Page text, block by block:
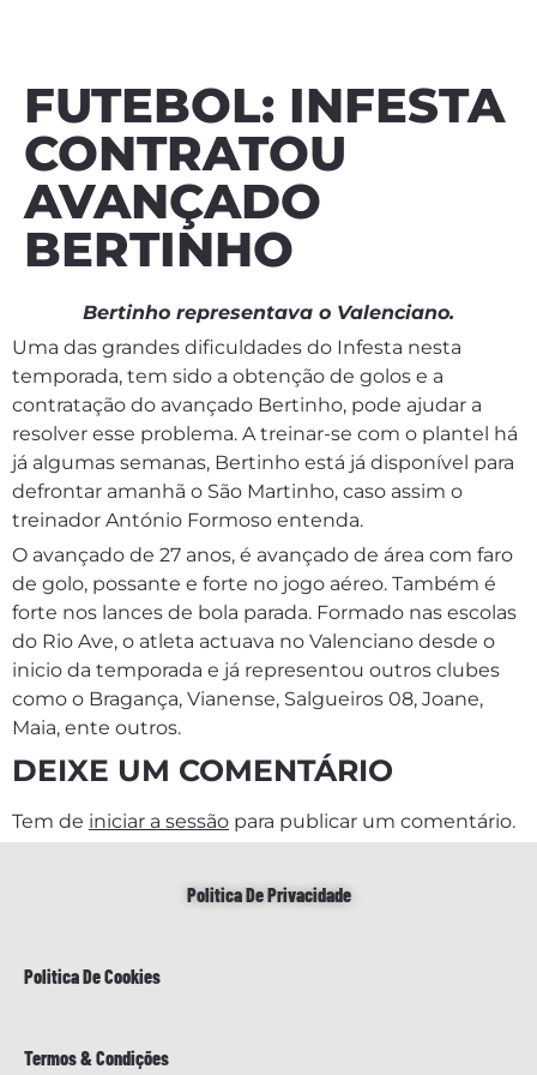
FUTEBOL: INFESTA
CONTRATOU
AVANÇADO
BERTINHO
Bertinho representava o Valenciano.
Uma das grandes dificuldades do Infesta nesta
temporada, tem sido a obtenção de golos e a
contratação do avançado Bertinho, pode ajudar a
resolver esse problema. A treinar-se com o plantel há
já algumas semanas, Bertinho está já disponível para
defrontar amanhã o São Martinho, caso assim o
treinador António Formoso entenda.
O avançado de 27 anos, é avançado de área com faro
de golo, possante e forte no jogo aéreo. Também é
forte nos lances de bola parada. Formado nas escolas
do Rio Ave, o atleta actuava no Valenciano desde o
inicio da temporada e já representou outros clubes
como o Bragança, Vianense, Salgueiros 08, Joane,
Maia, ente outros.
DEIXE UM COMENTÁRIO
Tem de iniciar a sessão para publicar um comentário.
Politica De Privacidade
Politica De Cookies
Termos & Condições